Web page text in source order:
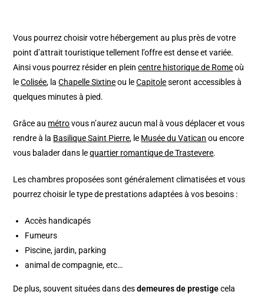
Vous pourrez choisir votre hébergement au plus près de votre
point d’attrait touristique tellement l’offre est dense et variée.
Ainsi vous pourrez résider en pleincentre historique de Romeoù
leColisée, laChapelle Sixtineou leCapitoleseront accessibles à
quelques minutes à pied.
Grâce au métrovous n’aurez aucun mal à vous déplacer et vous
rendre à la Basilique Saint Pierre, le Musée du Vatican ou encore
vous balader dans lequartier romantique de Trastevere.
Les chambres proposées sont généralement climatisées et vous
pourrez choisir le type de prestations adaptées à vos besoins :
Accès handicapés
Fumeurs
Piscine, jardin, parking
animal de compagnie, etc…
De plus, souvent situées dans desdemeures de prestigecela